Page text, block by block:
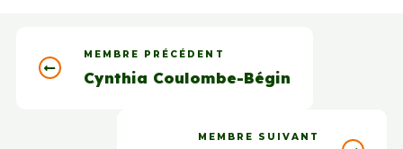
MEMBRE PRÉCÉDENT
Cynthia Coulombe-Bégin
MEMBRE SUIVANT